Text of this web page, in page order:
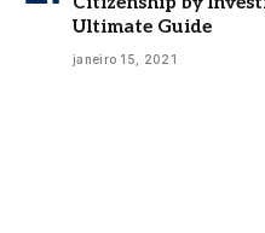
Ultimate Guide
janeiro 15, 2021